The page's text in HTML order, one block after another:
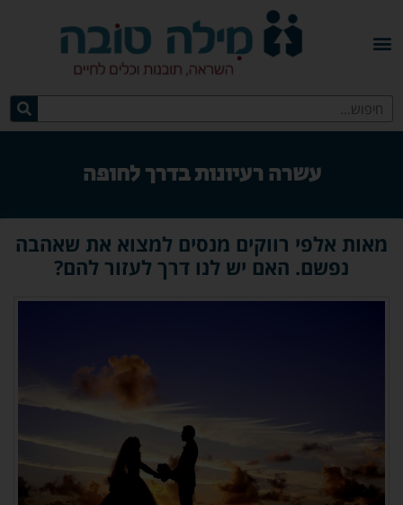
עשרה רעיונות בדרך לחופה
מאות אלפי רווקים מנסים למצוא את שאהבה
נפשם. האם יש לנו דרך לעזור להם?